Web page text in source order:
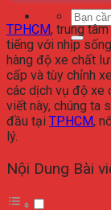
TPHCM, trung
tiếng với nhịp
hàng độ xe chất
cấp và tùy chỉnh
các dịch vụ độ xe
viết này, chúng ta
đầu tại TPHCM,
lý.
Nội Dung Bài